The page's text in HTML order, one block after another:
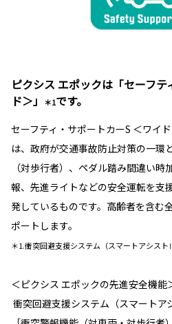
ピクシス エポックは「セーフ
ド＞」
＊1です。
セーフティ・サポートカーS ＜ワイ
は、政府が交通事故防止対策の一環
（対歩行者）、ペダル踏み間違い
報、先進ライトなどの安全運転を支
発しているものです。高齢者を含む
ポートします。
＊1.衝突回避支援システム（スマートアシスト
＜ピクシス エポックの先進安全機能
衝突回避支援システム（スマートア